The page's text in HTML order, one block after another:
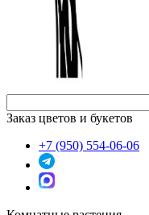
Заказ цветов и букетов
+7 (950) 554-06-06